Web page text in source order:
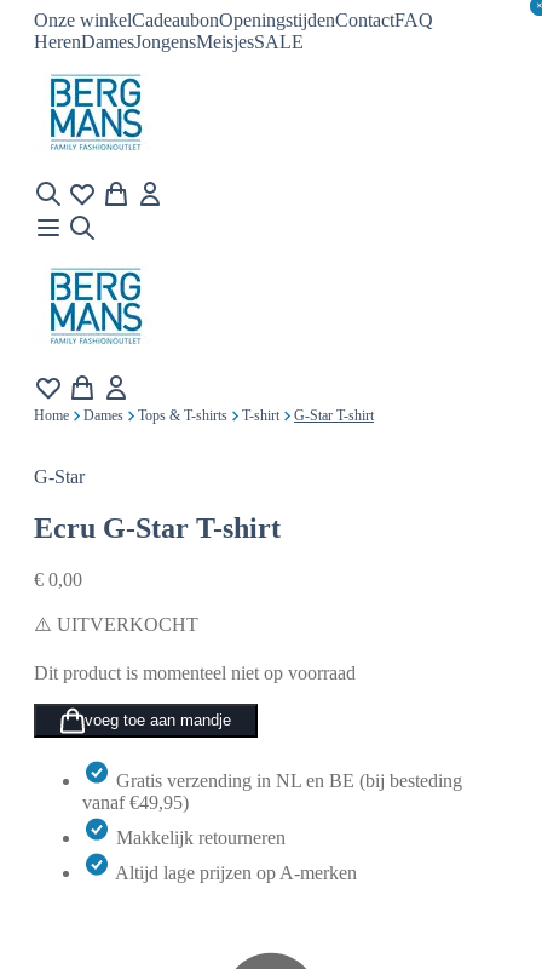
Onze winkelCadeaubonOpeningstijdenContactFAQ
HerenDamesJongensMeisjesSALE
×
×
Home Dames Tops & T-shirts T-shirt G-Star T-shirt
G-Star
Ecru G-Star T-shirt
€ 0,00
⚠️ UITVERKOCHT
Dit product is momenteel niet op voorraad
voeg toe aan mandje
Gratis verzending in NL en BE (bij besteding
vanaf €49,95)
Makkelijk retourneren
Altijd lage prijzen op A-merken